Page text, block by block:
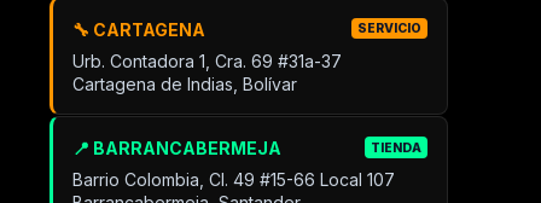
🔧 CARTAGENA SERVICIO
Urb. Contadora 1, Cra. 69 #31a-37
Cartagena de Indias, Bolívar
📍 BARRANCABERMEJA TIENDA
Barrio Colombia, Cl. 49 #15-66 Local 107